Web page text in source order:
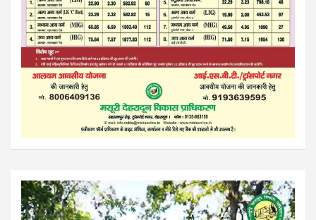
Video
Player